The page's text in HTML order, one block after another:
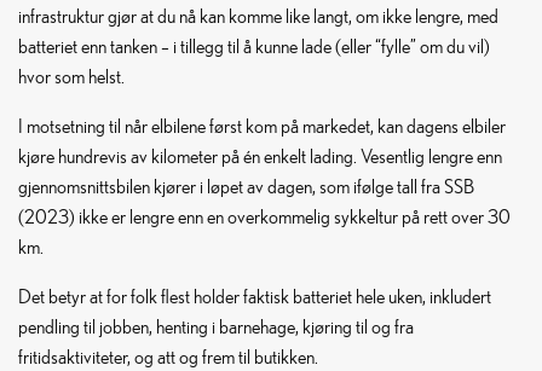
infrastruktur gjør at du nå kan komme like langt, om ikke lengre, med
batteriet enn tanken – i tillegg til å kunne lade (eller “fylle” om du vil)
hvor som helst.
I motsetning til når elbilene først kom på markedet, kan dagens elbiler
kjøre hundrevis av kilometer på én enkelt lading. Vesentlig lengre enn
gjennomsnittsbilen kjører i løpet av dagen, som ifølge tall fra SSB
(2023) ikke er lengre enn en overkommelig sykkeltur på rett over 30
km.
Det betyr at for folk flest holder faktisk batteriet hele uken, inkludert
pendling til jobben, henting i barnehage, kjøring til og fra
fritidsaktiviteter, og att og frem til butikken.